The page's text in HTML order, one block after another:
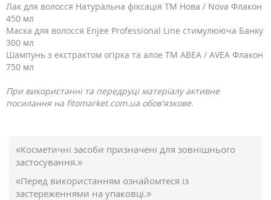
Лак для волосся Натуральна фіксація ТМ Нова / Nova Флакон
450 мл
Маска для волосся Enjee Professional Line стимулююча Банку
300 мл
Шампунь з екстрактом огірка та алое ТМ АВЕА / AVEA Флакон
750 мл
При використанні та передруці матеріалу активне
посилання на fitomarket.com.ua обов'язкове.
«Косметичні засоби призначені для зовнішнього
застосування.»
«Перед використанням ознайомтеся із
застереженнями на упаковці.»